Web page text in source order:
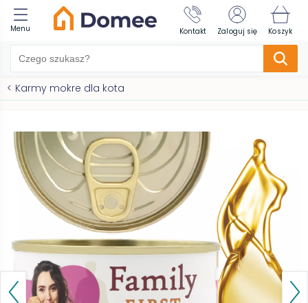
Menu Kontakt Zaloguj się Koszyk
< Karmy mokre dla kota